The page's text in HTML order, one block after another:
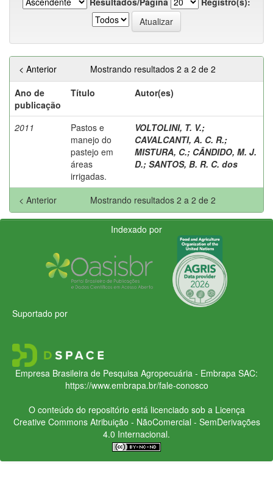
Mostrando resultados 2 a 2 de 2
< Anterior
Ano de
publicação
Título Autor(es)
2011
Pastos e
manejo do
pastejo em
áreas
irrigadas.
VOLTOLINI, T. V.;
CAVALCANTI, A. C. R.;
MISTURA, C.; CÂNDIDO, M. J.
D.; SANTOS, B. R. C. dos
Mostrando resultados 2 a 2 de 2
< Anterior
Indexado por
Suportado por
Empresa Brasileira de Pesquisa Agropecuária - Embrapa SAC:
https://www.embrapa.br/fale-conosco
O conteúdo do repositório está licenciado sob a Licença
Creative CommonsAtribuição - NãoComercial - SemDerivações
4.0 Internacional.